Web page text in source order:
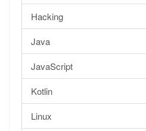
Hacking
Java
JavaScript
Kotlin
Linux